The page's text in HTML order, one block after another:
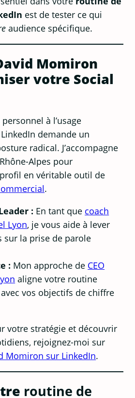
est de tester ce qui
audience spécifique.
Momiron
votre Social
personnel à l’usage
demande un
radical. J’accompagne
Alpes pour
en véritable outil de
.
: En tant que coach
Lyon, je vous aide à lever
sur la prise de parole
: Mon approche de CEO
aligne votre routine
vos objectifs de chiffre
votre stratégie et découvrir
rejoignez-moi sur
Momiron sur LinkedIn.
routine de